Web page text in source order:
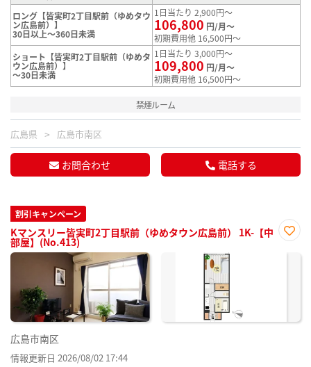
ロング【皆実町2丁目駅前（ゆめタウ
ン広島前）】
30日以上～360日未満
1日当たり 2,900円～
106,800 円/月～
初期費用他 16,500円～
ショート【皆実町2丁目駅前（ゆめタ
ウン広島前）】
～30日未満
1日当たり 3,000円～
109,800 円/月～
初期費用他 16,500円～
禁煙ルーム
広島県 広島市南区
お問合わせ 電話する
割引キャンペーン
Kマンスリー皆実町2丁目駅前（ゆめタウン広島前） 1K-【中
部屋】(No.413)
に入
広島市南区
情報更新日 2026/08/02 17:44